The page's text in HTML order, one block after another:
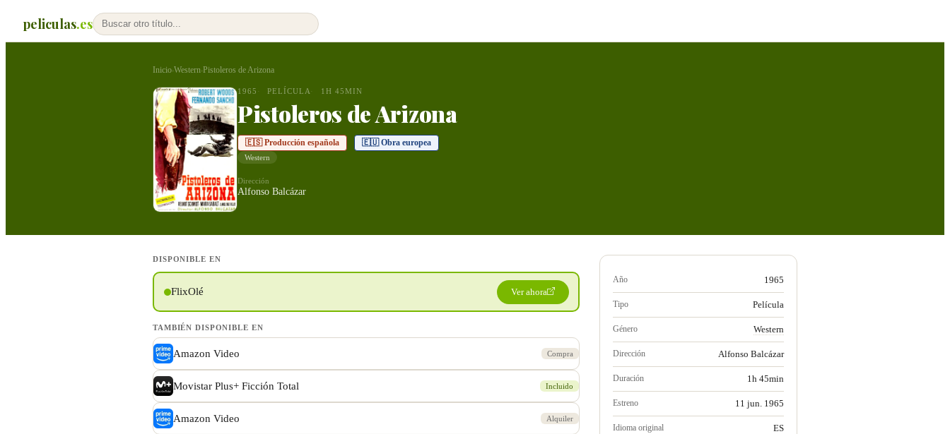
peliculas.es
Inicio›Western›Pistoleros de Arizona
1965 PELÍCULA 1H 45MIN
Pistoleros de Arizona
🇪🇸 Producción española 🇪🇺 Obra europea
Western
Dirección
Alfonso Balcázar
DISPONIBLE EN
FlixOlé Ver ahora
TAMBIÉN DISPONIBLE EN
Amazon Video Compra
Movistar Plus+ Ficción Total Incluido
Amazon Video Alquiler
Año 1965
Tipo Película
Género Western
Dirección Alfonso Balcázar
Duración 1h 45min
Estreno 11 jun. 1965
Idioma original ES